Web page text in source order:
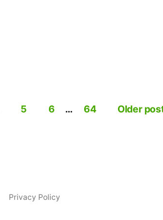
5 6 … 64 Older
Privacy Policy